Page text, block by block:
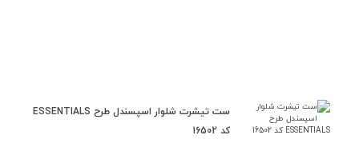
ست تیشرت شلوار اسپسندل طرح ESSENTIALS
کد 16502